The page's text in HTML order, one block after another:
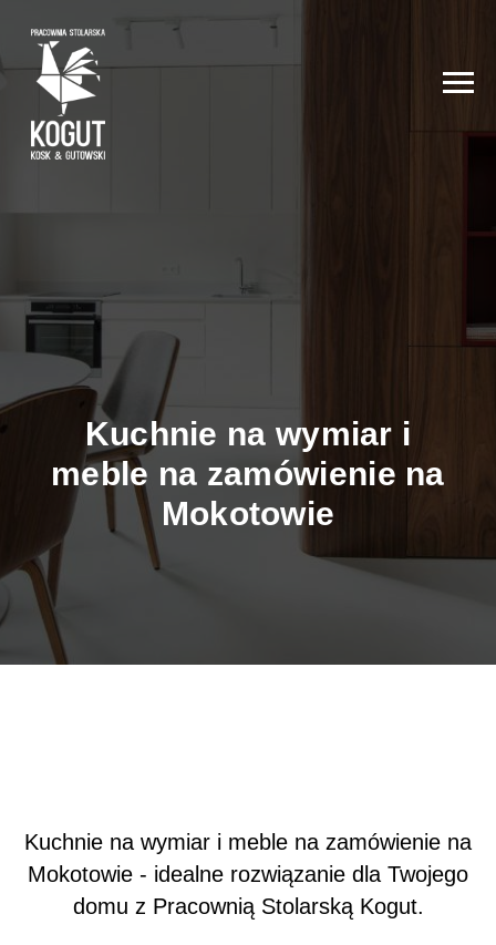
Kuchnie na wymiar i
meble na zamówienie na
Mokotowie
Kuchnie na wymiar i meble na zamówienie na
Mokotowie - idealne rozwiązanie dla Twojego
domu z Pracownią Stolarską Kogut.